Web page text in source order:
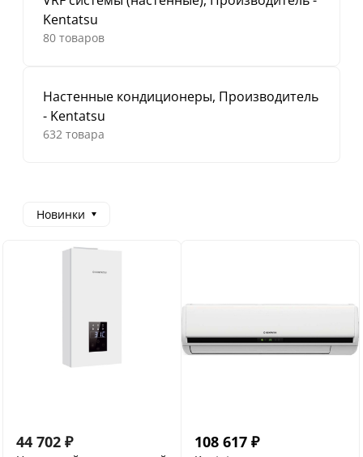
Kentatsu
80 товаров
Настенные кондиционеры, Производитель
- Kentatsu
632 товара
Новинки
44 702 ₽ 108 617 ₽